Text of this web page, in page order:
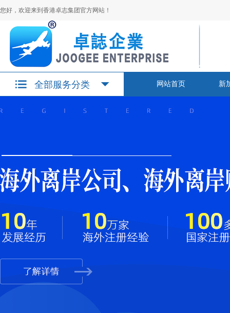
您好，欢迎来到香港卓志集团官方网站！
全部服务分类 网站首页 新